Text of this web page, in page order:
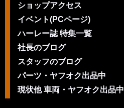
ショップアクセス
イベント(PCページ)
ハーレー誌 特集一覧
社長のブログ
スタッフのブログ
パーツ・ヤフオク出品中
現状他 車両・ヤフオク出品中